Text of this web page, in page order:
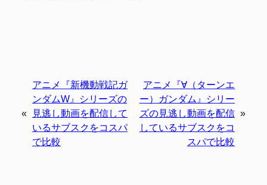
«
アニメ『新機動戦記ガ
ンダムW』シリーズの
見逃し動画を配信して
いるサブスクをコスパ
で比較
アニメ『∀（ターンエ
ー）ガンダム』シリー
ズの見逃し動画を配信
しているサブスクをコ
スパで比較
»